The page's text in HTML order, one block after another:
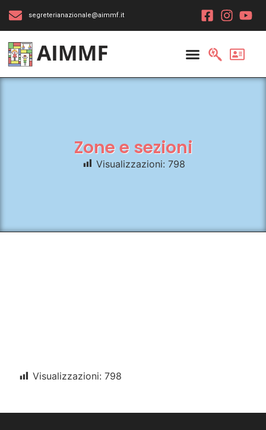
segreterianazionale@aimmf.it
Zone e sezioni
Visualizzazioni: 798
Visualizzazioni: 798